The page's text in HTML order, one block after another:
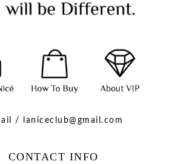
/ laniceclub@gmail.com
CONTACT INFO